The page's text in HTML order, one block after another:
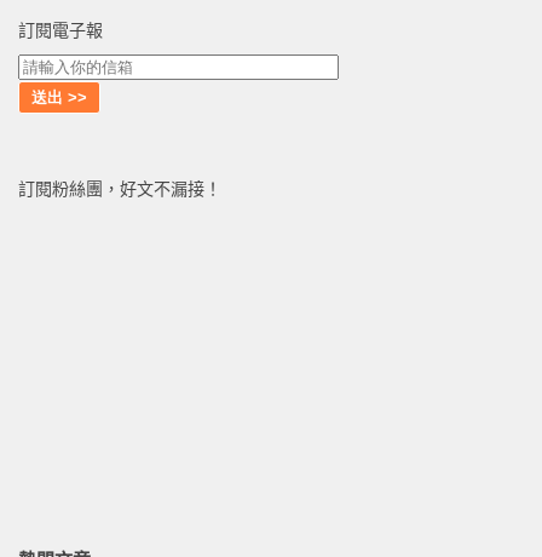
訂閱電子報
訂閱粉絲團，好文不漏接！